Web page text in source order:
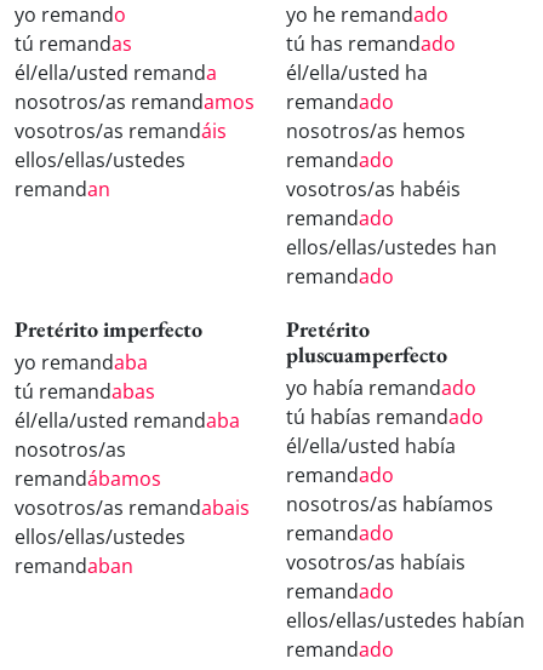
yo remando
tú remandas
él/ella/usted remanda
nosotros/as remandamos
vosotros/as remandáis
ellos/ellas/ustedes
remandan
yo he remandado
tú has remandado
él/ella/usted ha
remandado
nosotros/as hemos
remandado
vosotros/as habéis
remandado
ellos/ellas/ustedes han
remandado
Pretérito imperfecto
yo remandaba
tú remandabas
él/ella/usted remandaba
nosotros/as
remandábamos
vosotros/as remandabais
ellos/ellas/ustedes
remandaban
Pretérito
pluscuamperfecto
yo había remandado
tú habías remandado
él/ella/usted había
remandado
nosotros/as habíamos
remandado
vosotros/as habíais
remandado
ellos/ellas/ustedes habían
remandado